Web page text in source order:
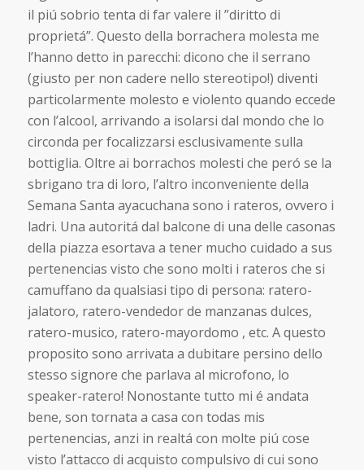
il piú sobrio tenta di far valere il ”diritto di
proprietá”. Questo della borrachera molesta me
l’hanno detto in parecchi: dicono che il serrano
(giusto per non cadere nello stereotipo!) diventi
particolarmente molesto e violento quando eccede
con l’alcool, arrivando a isolarsi dal mondo che lo
circonda per focalizzarsi esclusivamente sulla
bottiglia. Oltre ai borrachos molesti che peró se la
sbrigano tra di loro, l’altro inconveniente della
Semana Santa ayacuchana sono i rateros, ovvero i
ladri. Una autoritá dal balcone di una delle casonas
della piazza esortava a tener mucho cuidado a sus
pertenencias visto che sono molti i rateros che si
camuffano da qualsiasi tipo di persona: ratero-
jalatoro, ratero-vendedor de manzanas dulces,
ratero-musico, ratero-mayordomo , etc. A questo
proposito sono arrivata a dubitare persino dello
stesso signore che parlava al microfono, lo
speaker-ratero! Nonostante tutto mi é andata
bene, son tornata a casa con todas mis
pertenencias, anzi in realtá con molte piú cose
visto l’attacco di acquisto compulsivo di cui sono